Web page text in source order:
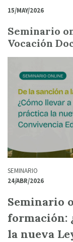
15/MAY/2026
Seminario
Vocación
SEMINARIO
24/ABR/2026
Seminario
formación:
la nueva